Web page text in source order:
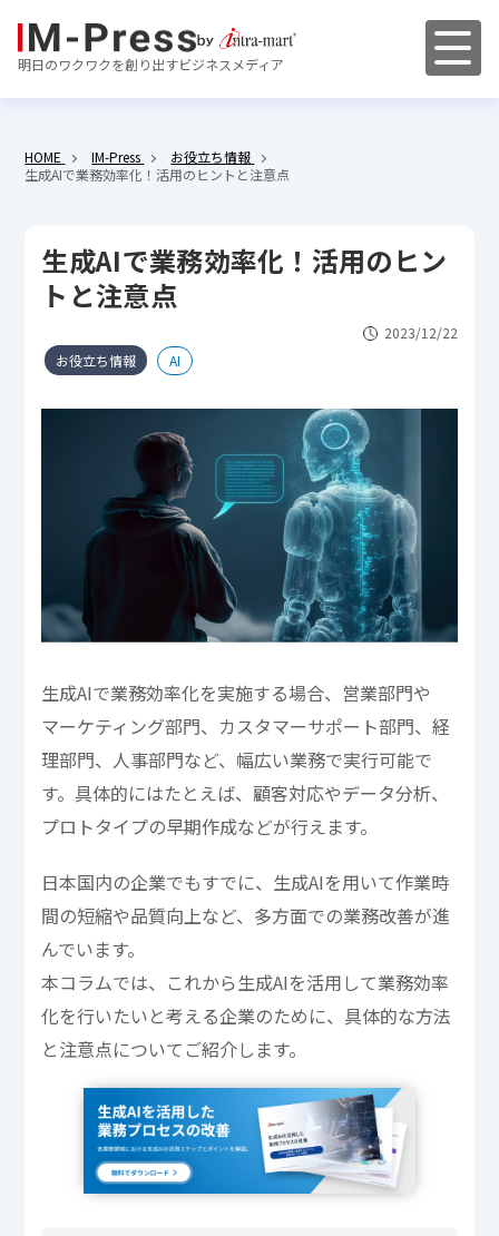
明日のワクワクを創り出すビジネスメディア
HOME IM-Press
お役立ち情報
生成AIで業務効率化！活用のヒントと注意点
生成AIで業務効率化！活用のヒン
トと注意点
2023/12/22
お役立ち情報
AI
生成AIで業務効率化を実施する場合、営業部門や
マーケティング部門、カスタマーサポート部門、経
理部門、人事部門など、幅広い業務で実行可能で
す。具体的にはたとえば、顧客対応やデータ分析、
プロトタイプの早期作成などが行えます。
日本国内の企業でもすでに、生成AIを用いて作業時
間の短縮や品質向上など、多方面での業務改善が進
んでいます。
本コラムでは、これから生成AIを活用して業務効率
化を行いたいと考える企業のために、具体的な方法
と注意点についてご紹介します。